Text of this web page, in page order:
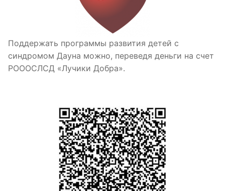
Поддержать программы развития детей с
синдромом Дауна можно, переведя деньги на счет
РОООСЛСД «Лучики Добра».